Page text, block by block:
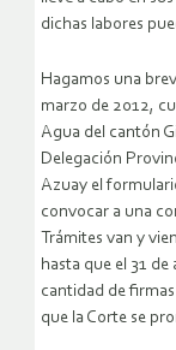
dichas labores
Hagamos una
marzo de 2012,
Agua del cantón
Delegación
Azuay el
convocar a una
Trámites van y
hasta que el 31
cantidad de
que la Corte se